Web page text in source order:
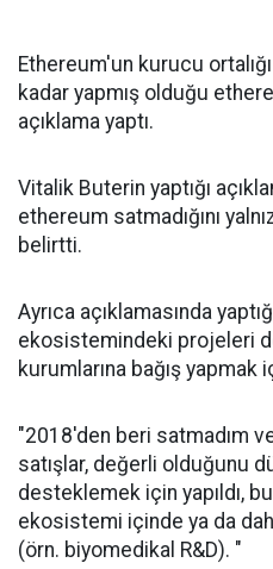
Ethereum'un kurucu
kadar yapmış olduğu
açıklama yaptı.
Vitalik Buterin yaptığı
ethereum satmadığını
belirtti.
Ayrıca açıklamasında
ekosistemindeki projeleri
kurumlarına bağış
"2018'den beri satmadım
satışlar, değerli olduğunu
desteklemek için yapıldı,
ekosistemi içinde ya da
(örn. biyomedikal R&D). "